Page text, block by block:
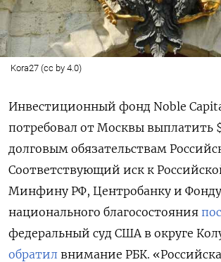
Kora27 (cc by 4.0)
Инвестиционный фонд Noble
потребовал от Москвы выплатить
долговым обязательствам
Соответствующий иск к
Минфину РФ, Центробанку и Фонду
национального благосостояния
федеральный суд США в округе
обратил внимание РБК.